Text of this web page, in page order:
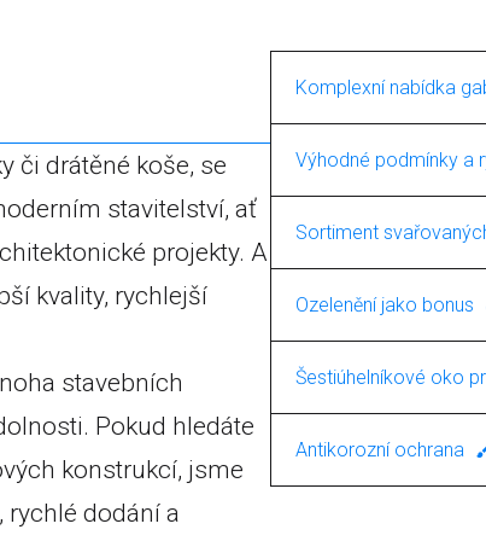
či drátěné koše, se
stavitelství, ať
projekty. A
kvality, rychlejší
stavebních
Pokud hledáte
konstrukcí, jsme
dodání a
Komplexní nabídka
Naše společnost
konstrukcí. V
pletené gabiony.
jednoduchých
jako jsou
Výhodné podmínky a
Ponosíme se
skvělé ceny. Pro
zákazníků s
Sortiment
Máte zájem o
nabídku těchto
moderním
a životnost těchto
Ozelenění jako bonus
Nabízíme nejen
násypy z
kombinace je
symbiózu mezi
Šestiúhelníkové oko
Při výrobě
šestiúhelníkovými
Antikorozní ochrana